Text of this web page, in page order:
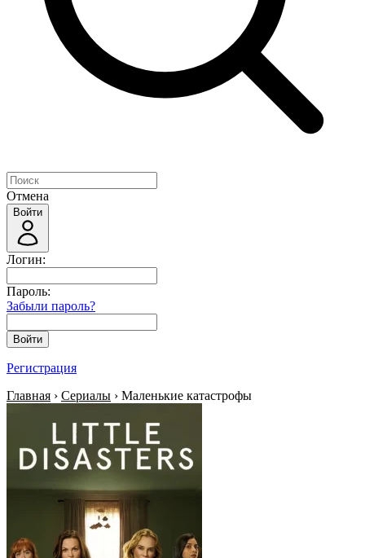
Отмена
Войти
Логин:
Пароль:
Забыли пароль?
Войти
Регистрация
Главная › Сериалы › Маленькие катастрофы